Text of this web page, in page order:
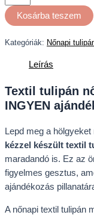
Kosárba teszem
Kategóriák: Nőnapi
Leírás
Textil tulipán
INGYEN
Lepd meg a
kézzel készült textil
maradandó is. Ez az
figyelmes gesztus,
ajándékozás
A nőnapi textil tulipán